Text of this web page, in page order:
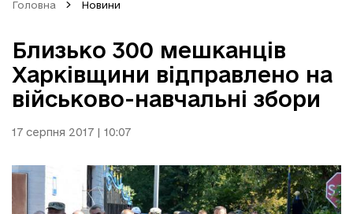
Головна Новини
Близько 300 мешканців
Харківщини відправлено на
військово-навчальні збори
17 серпня 2017 | 10:07